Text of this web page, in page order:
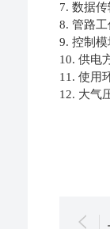
7. 数据传
8. 管路工
9. 控制模
10. 供电
11. 使用
12. 大气